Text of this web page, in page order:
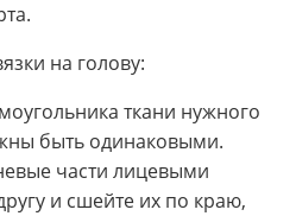
на голову:
ткани нужного
быть одинаковыми.
части лицевыми
и сшейте их по краю,